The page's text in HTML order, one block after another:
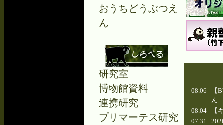
08.06
【
ん
08.04
【
07.31
おうちどうぶつえ
ん
研究室
博物館資料
連携研究
プリマーテス研究